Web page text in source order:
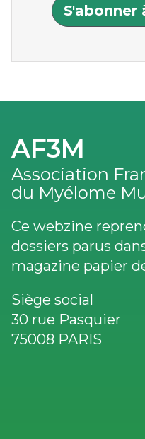
S'abonner
AF3M
Association
du Myélome
Ce webzine
dossiers parus
magazine papier
Siège social
30 rue Pasquier
75008 PARIS